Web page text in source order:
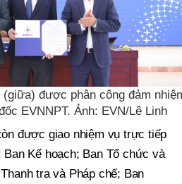
(giữa) được phân công đảm
EVNNPT. Ảnh: EVN/Lê Linh
được giao nhiệm vụ trực tiếp
Kế hoạch; Ban Tổ chức và
tra và Pháp chế; Ban